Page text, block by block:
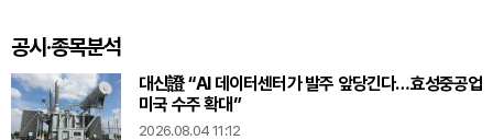
공시·종목분석
대신證 “AI 데이터센터가 발주 앞당긴다…효성중공업
미국 수주 확대”
2026.08.04 11:12